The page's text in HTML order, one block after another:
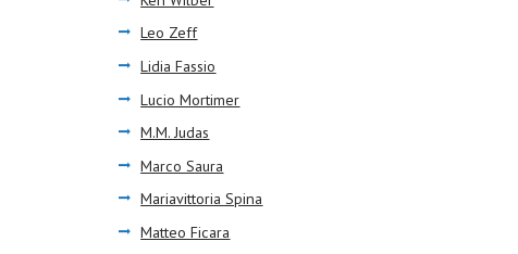
Leo Zeff
Lidia Fassio
Lucio Mortimer
M.M. Judas
Marco Saura
Mariavittoria Spina
Matteo Ficara